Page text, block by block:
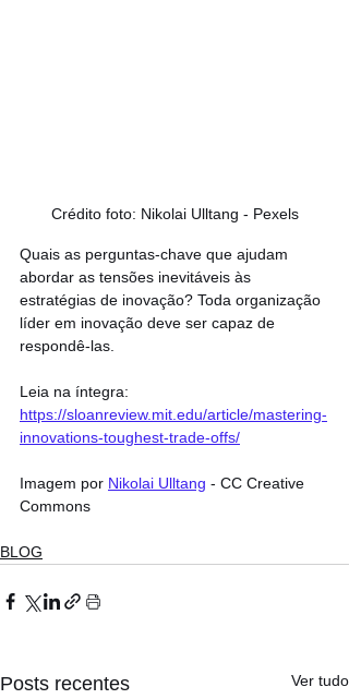
Crédito foto: Nikolai Ulltang - Pexels
Quais as perguntas-chave que ajudam
abordar as tensões inevitáveis às
estratégias de inovação? Toda organização
líder em inovação deve ser capaz de
respondê-las.
Leia na íntegra:
https://sloanreview.mit.edu/article/mastering-
innovations-toughest-trade-offs/
Imagem por Nikolai Ulltang - CC Creative
Commons
BLOG
Posts recentes Ver tudo